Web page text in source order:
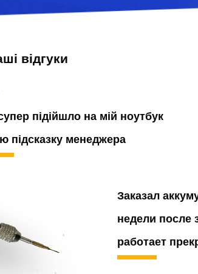
відгуки
підійшло на мій ноутбук
підсказку менеджера
Заказал
недели после
работает